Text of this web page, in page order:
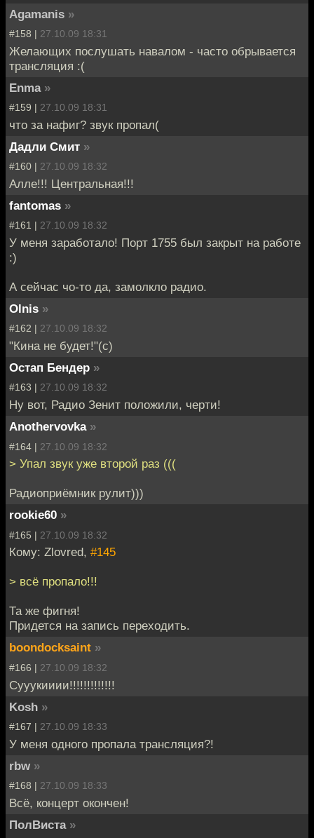
Agamanis »
#158 | 27.10.09 18:31
Желающих послушать навалом - часто обрывается
трансляция :(
Enma »
#159 | 27.10.09 18:31
что за нафиг? звук пропал(
Дадли Смит »
#160 | 27.10.09 18:32
Алле!!! Центральная!!!
fantomas »
#161 | 27.10.09 18:32
У меня заработало! Порт 1755 был закрыт на работе
:)
А сейчас чо-то да, замолкло радио.
Olnis »
#162 | 27.10.09 18:32
"Кина не будет!"(c)
Остап Бендер »
#163 | 27.10.09 18:32
Ну вот, Радио Зенит положили, черти!
Anothervovka »
#164 | 27.10.09 18:32
> Упал звук уже второй раз (((
Радиоприёмник рулит)))
rookie60 »
#165 | 27.10.09 18:32
Кому: Zlovred, #145
> всё пропало!!!
Та же фигня!
Придется на запись переходить.
boondocksaint »
#166 | 27.10.09 18:32
Сууукииии!!!!!!!!!!!!!
Kosh »
#167 | 27.10.09 18:33
У меня одного пропала трансляция?!
rbw »
#168 | 27.10.09 18:33
Всё, концерт окончен!
ПолВиста »